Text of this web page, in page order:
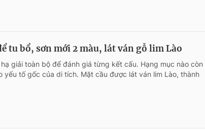
tu bổ, sơn mới 2 màu, lát ván gỗ lim Lào
giải toàn bộ để đánh giá từng kết cấu. Hạng mục nào còn
yếu tố gốc của di tích. Mặt cầu được lát ván lim Lào, thành